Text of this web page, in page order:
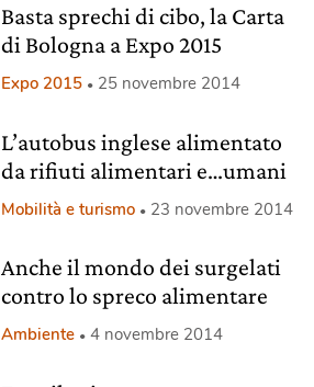
Basta sprechi di cibo, la Carta
di Bologna a Expo 2015
Expo 2015 25 novembre 2014
L’autobus inglese alimentato
da rifiuti alimentari e…umani
Mobilità e turismo 23 novembre 2014
Anche il mondo dei surgelati
contro lo spreco alimentare
Ambiente 4 novembre 2014